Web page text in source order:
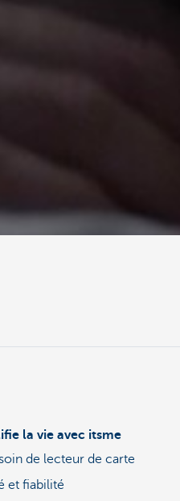
la vie avec itsme
de lecteur de carte
et fiabilité